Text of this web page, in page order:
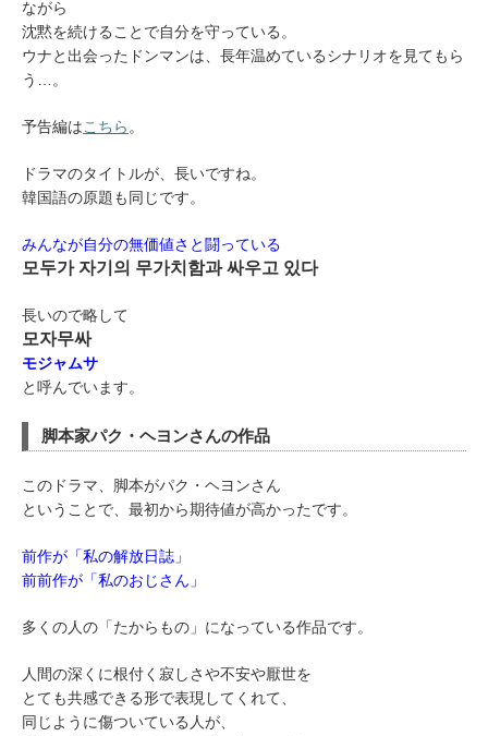
ながら
沈黙を続けることで自分を守っている。
ウナと出会ったドンマンは、長年温めているシナリオを見てもら
う…。
予告編はこちら。
ドラマのタイトルが、長いですね。
韓国語の原題も同じです。
みんなが自分の無価値さと闘っている
모두가 자기의 무가치함과 싸우고 있다
長いので略して
모자무싸
モジャムサ
と呼んでいます。
脚本家パク・ヘヨンさんの作品
このドラマ、脚本がパク・ヘヨンさん
ということで、最初から期待値が高かったです。
前作が「私の解放日誌」
前前作が「私のおじさん」
多くの人の「たからもの」になっている作品です。
人間の深くに根付く寂しさや不安や厭世を
とても共感できる形で表現してくれて、
同じように傷ついている人が、